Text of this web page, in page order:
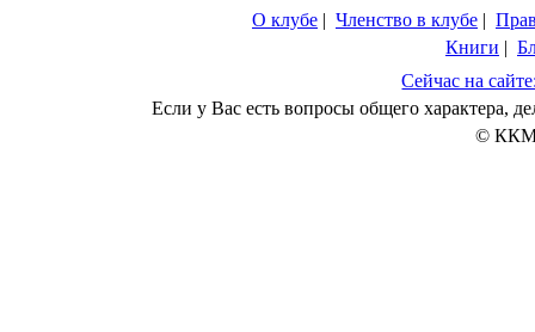
О клубе | Членство в клубе |
Книги |
Сейчас на
Если у Вас есть вопросы общего характера,
© ККМ